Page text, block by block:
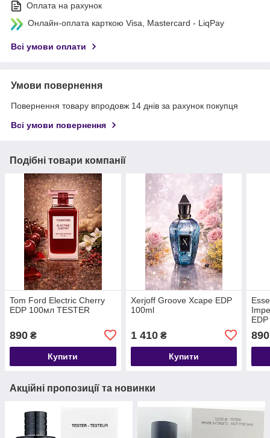
Оплата на рахунок
Онлайн-оплата карткою Visa, Mastercard - LiqPay
Всі умови оплати
Умови повернення
Повернення товару впродовж 14 днів за рахунок покупця
Всі умови повернення
Подібні товари компанії
Tom Ford Electric Cherry
EDP 100мл TESTER
890 ₴
Купити
Xerjoff Groove Xcape EDP
100ml
1 410₴
Купити
890
Акційні пропозиції та новинки